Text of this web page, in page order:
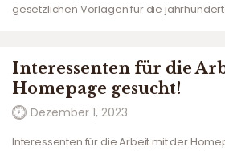
gesetzlichen Vorlagen für die
Interessenten für die
Homepage gesucht!
Dezember 1, 2023
Interessenten für die Arbeit mit der